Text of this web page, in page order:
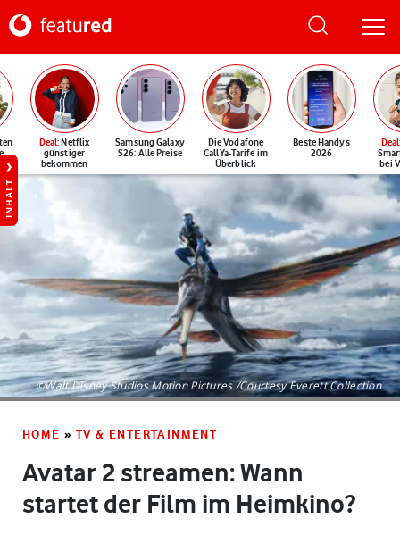
Deal: Netflix
günstiger
bekommen
Samsung Galaxy
S26: Alle Preise
Die Vodafone
CallYa-Tarife im
Überblick
Beste Handys
2026
Deal
bei
INHALT
©Walt Disney Studios Motion Pictures /Courtesy Everett Collection
HOME » TV & ENTERTAINMENT
Avatar 2 streamen: Wann
startet der Film im Heimkino?